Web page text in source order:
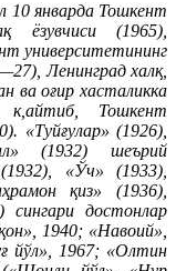
10 январда Тошкент
ёзувчиси (1965),
университетининг
Ленинград халқ,
ва оғир хасталикка
к,айтиб, Тошкент
«Туйғулар» (1926),
(1932) шеърий
«Ўч» (1933),
қиз» (1936),
сингари достонлар
1940; «Навоий»,
йўл», 1967; «Олтин